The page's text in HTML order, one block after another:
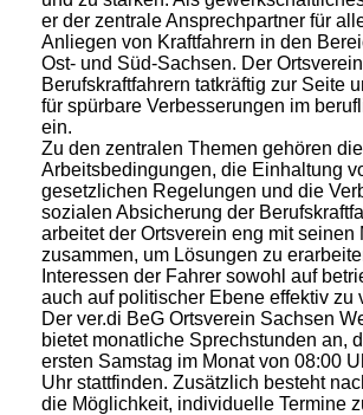
er der zentrale Ansprechpartner für
Anliegen von Kraftfahrern in den
Ost- und Süd-Sachsen. Der
Berufskraftfahrern tatkräftig zur Seite
für spürbare Verbesserungen im
ein.
Zu den zentralen Themen gehören die
Arbeitsbedingungen, die Einhaltung
gesetzlichen Regelungen und die
sozialen Absicherung der
arbeitet der Ortsverein eng mit seinen
zusammen, um Lösungen zu
Interessen der Fahrer sowohl auf
auch auf politischer Ebene effektiv zu
Der ver.di BeG Ortsverein Sachsen
bietet monatliche Sprechstunden an,
ersten Samstag im Monat von 08:00
Uhr stattfinden. Zusätzlich besteht
die Möglichkeit, individuelle Termine